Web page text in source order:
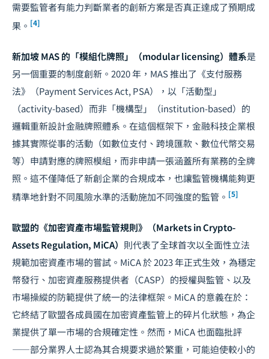
需要監管者有能力判斷業者的創新方案是否真正達成了預期成
果。 [4]
新加坡 MAS 的「模組化牌照」（modular licensing）體系是
另一個重要的制度創新。2020 年，MAS 推出了《支付服務
法》（Payment Services Act, PSA），以「活動型」
（activity-based）而非「機構型」（institution-based）的
邏輯重新設計金融牌照體系。在這個框架下，金融科技企業根
據其實際從事的活動（如數位支付、跨境匯款、數位代幣交易
等）申請對應的牌照模組，而非申請一張涵蓋所有業務的全牌
照。這不僅降低了新創企業的合規成本，也讓監管機構能夠更
精準地針對不同風險水準的活動施加不同強度的監管。 [5]
歐盟的《加密資產市場監管規則》（Markets in Crypto-
Assets Regulation, MiCA） 則代表了全球首次以全面性立法
規範加密資產市場的嘗試。MiCA 於 2023 年正式生效，為穩定
幣發行、加密資產服務提供者（CASP）的授權與監管、以及
市場操縱的防範提供了統一的法律框架。MiCA 的意義在於：
它終結了歐盟各成員國在加密資產監管上的碎片化狀態，為企
業提供了單一市場的合規確定性。然而，MiCA 也面臨批評
——部分業界人士認為其合規要求過於繁重，可能迫使較小的